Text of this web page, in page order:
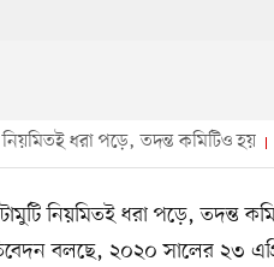
ধরা পড়ে, তদন্ত কমিটিও হয়
নিয়মিতই ধরা পড়ে, তদন্ত
বলছে, ২০২০ সালের ২৩